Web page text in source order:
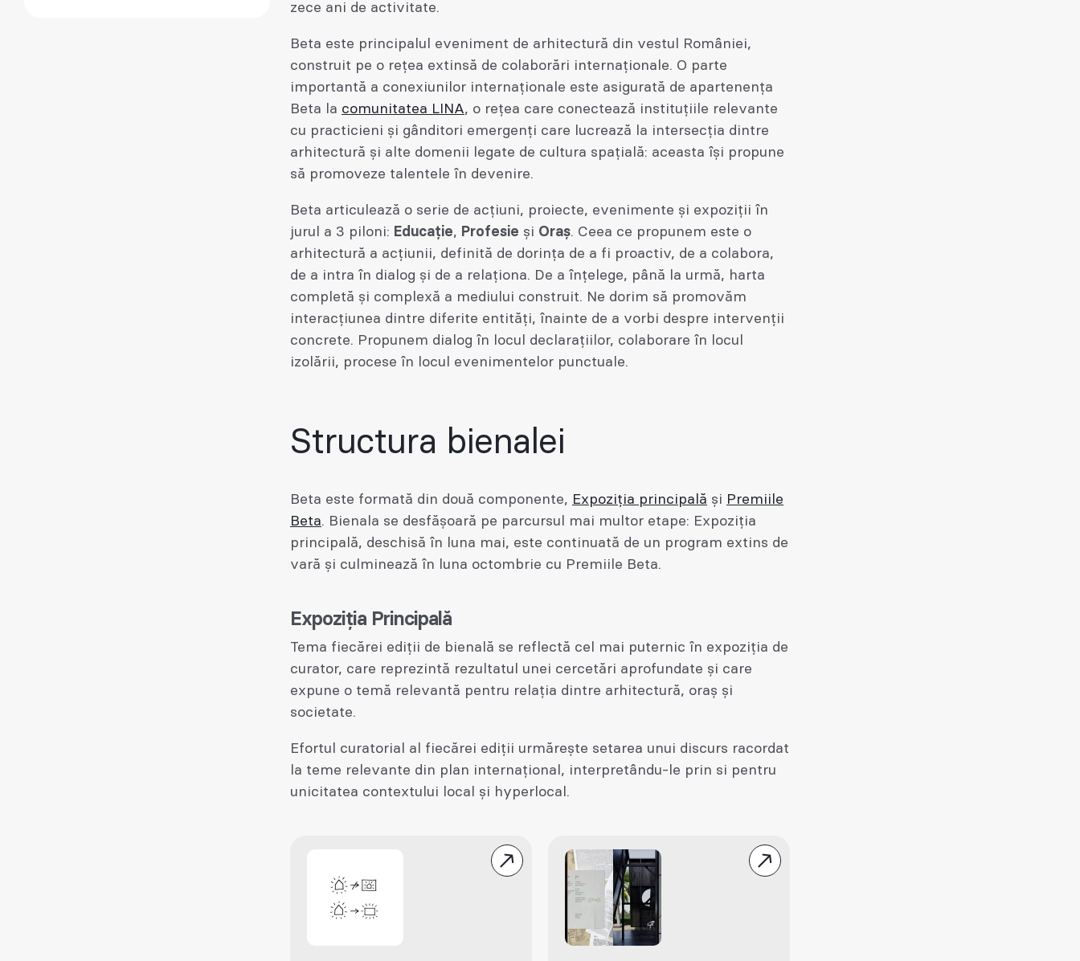
zece ani de activitate.
Beta este principalul eveniment de arhitectură din vestul României,
construit pe o rețea extinsă de colaborări internaționale. O parte
importantă a conexiunilor internaționale este asigurată de apartenența
Beta la comunitatea LINA, o rețea care conectează instituțiile relevante
cu practicieni și gânditori emergenți care lucrează la intersecția dintre
arhitectură și alte domenii legate de cultura spațială: aceasta își propune
să promoveze talentele în devenire.
Beta articulează o serie de acțiuni, proiecte, evenimente și expoziții în
jurul a 3 piloni: Educație, Profesie și Oraș. Ceea ce propunem este o
arhitectură a acțiunii, definită de dorința de a fi proactiv, de a colabora,
de a intra în dialog și de a relaționa. De a înțelege, până la urmă, harta
completă și complexă a mediului construit. Ne dorim să promovăm
interacțiunea dintre diferite entități, înainte de a vorbi despre intervenții
concrete. Propunem dialog în locul declarațiilor, colaborare în locul
izolării, procese în locul evenimentelor punctuale.
Structura bienalei
Beta este formată din două componente, Expoziția principală și Premiile
Beta. Bienala se desfășoară pe parcursul mai multor etape: Expoziția
principală, deschisă în luna mai, este continuată de un program extins de
vară și culminează în luna octombrie cu Premiile Beta.
Expoziția Principală
Tema fiecărei ediții de bienală se reflectă cel mai puternic în expoziția de
curator, care reprezintă rezultatul unei cercetări aprofundate și care
expune o temă relevantă pentru relația dintre arhitectură, oraș și
societate.
Efortul curatorial al fiecărei ediții urmărește setarea unui discurs racordat
la teme relevante din plan internațional, interpretându-le prin si pentru
unicitatea contextului local și hyperlocal.